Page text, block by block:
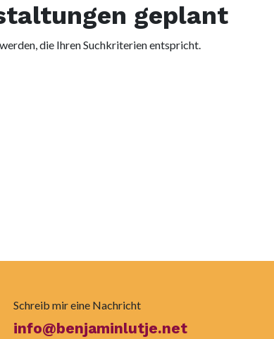
geplant
die Ihren Suchkriterien entspricht.
Schreib mir eine Nachricht
info@benjaminlutje.net